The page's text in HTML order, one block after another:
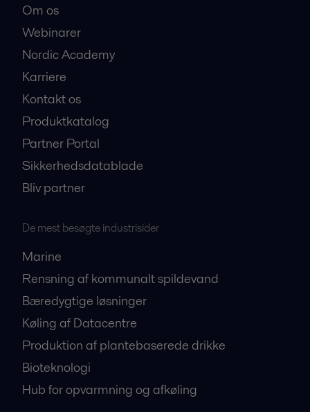
Om os
Webinarer
Nordic Academy
Karriere
Kontakt os
Produktkatalog
Partner Portal
Sikkerhedsdatablade
Bliv partner
De mest besøgte industrisider
Marine
Rensning af kommunalt spildevand
Bæredygtige løsninger
Køling af Datacentre
Produktion af plantebaserede drikke
Bioteknologi
Hub for opvarmning og afkøling